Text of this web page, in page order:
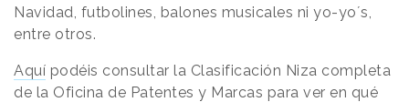
Navidad, futbolines, balones musicales ni yo-yo´s,
entre otros.
Aquí podéis consultar la Clasificación Niza completa
de la Oficina de Patentes y Marcas para ver en qué